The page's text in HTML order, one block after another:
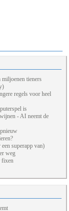
miljoenen tieners
regels voor heel
is
- AI neemt de
superapp van)
weg
fixen